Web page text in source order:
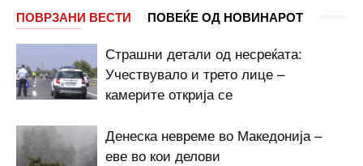
ПОВРЗАНИ ВЕСТИ ПОВЕЌЕ ОД НОВИНАРОТ
Страшни детали од несреќата:
Учествувало и трето лице –
камерите открија се
Денеска невреме во Македонија –
еве во кои делови